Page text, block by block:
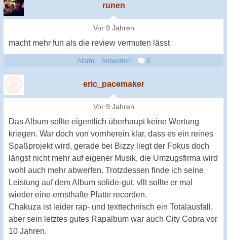
runen
Vor 9 Jahren
macht mehr fun als die review vermuten lässt
Alarm Antworten 0
eric_pacemaker
Vor 9 Jahren
Das Album sollte eigentlich überhaupt keine Wertung
kriegen. War doch von vornherein klar, dass es ein reines
Spaßprojekt wird, gerade bei Bizzy liegt der Fokus doch
längst nicht mehr auf eigener Musik, die Umzugsfirma wird
wohl auch mehr abwerfen. Trotzdessen finde ich seine
Leistung auf dem Album solide-gut, vllt sollte er mal
wieder eine ernsthafte Platte recorden.
Chakuza ist leider rap- und texttechnisch ein Totalausfall,
aber sein letztes gutes Rapalbum war auch City Cobra vor
10 Jahren.